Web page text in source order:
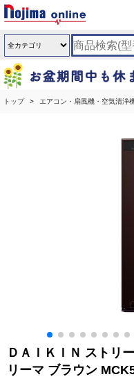
トップ エアコン・扇風機・空気清浄
ＤＡＩＫＩＮ ストリ
リーマ ブラウン